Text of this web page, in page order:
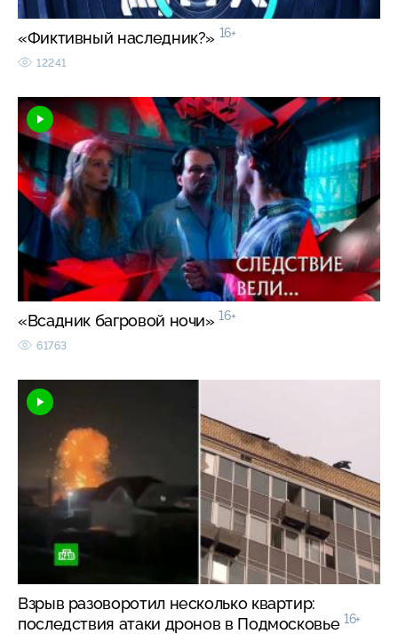
«Фиктивный наследник?» 16+
12241
«Всадник багровой ночи» 16+
61763
Взрыв разоворотил несколько квартир:
последствия атаки дронов в Подмосковье 16+